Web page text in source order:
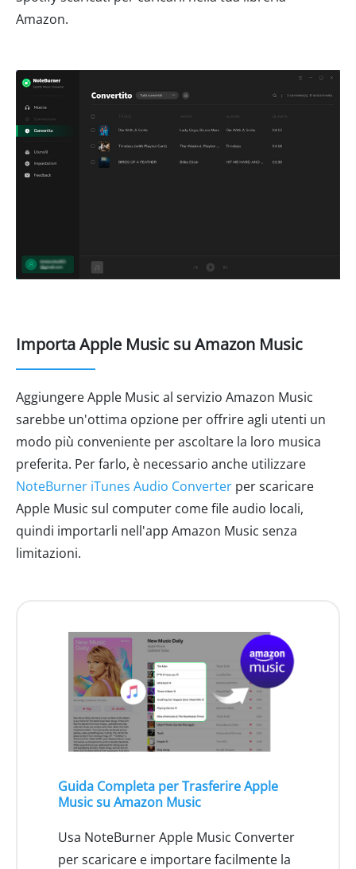
Amazon.
Importa Apple Music su Amazon Music
Aggiungere Apple Music al servizio Amazon Music
sarebbe un'ottima opzione per offrire agli utenti un
modo più conveniente per ascoltare la loro musica
preferita. Per farlo, è necessario anche utilizzare
NoteBurner iTunes Audio Converter per scaricare
Apple Music sul computer come file audio locali,
quindi importarli nell'app Amazon Music senza
limitazioni.
Guida Completa per Trasferire Apple
Music su Amazon Music
Usa NoteBurner Apple Music Converter
per scaricare e importare facilmente la